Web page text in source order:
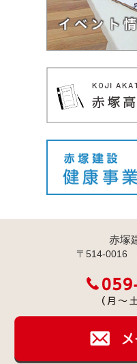
赤塚
〒514-0016